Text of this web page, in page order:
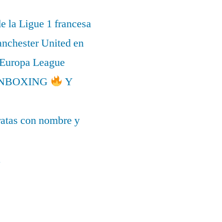
la Ligue 1 francesa
United en
League
Y
con nombre y